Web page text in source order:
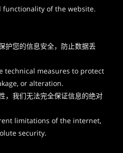
of the website.
护您的信息安全，防止数据丢
technical measures to protect
or alteration.
，我们无法完全保证信息的绝对
limitations of the internet,
security.